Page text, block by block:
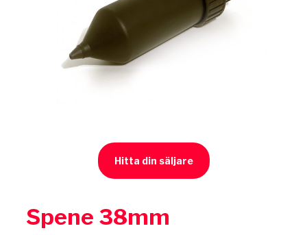
Hitta din säljare
Spene 38mm